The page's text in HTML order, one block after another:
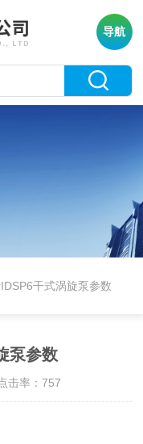
导航
干式涡旋泵参数
泵参数
击率：757